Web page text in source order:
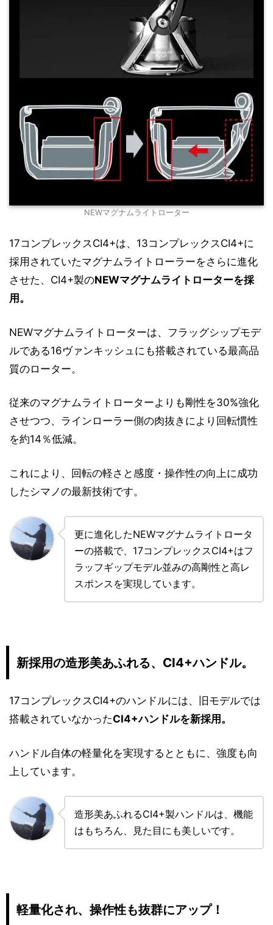
NEWマグナムライトローター
17コンプレックスCI4+は、13コンプレックスCI4+に
採用されていたマグナムライトローラーをさらに進化
させた、CI4+製のNEWマグナムライトローターを採
用。
NEWマグナムライトローターは、フラッグシップモデ
ルである16ヴァンキッシュにも搭載されている最高品
質のローター。
従来のマグナムライトローターよりも剛性を30%強化
させつつ、ラインローラー側の肉抜きにより回転慣性
を約14％低減。
これにより、回転の軽さと感度・操作性の向上に成功
したシマノの最新技術です。
更に進化したNEWマグナムライトロータ
ーの搭載で、17コンプレックスCI4+はフ
ラッフギップモデル並みの高剛性と高レ
スポンスを実現しています。
新採用の造形美あふれる、CI4+ハンドル。
17コンプレックスCI4+のハンドルには、旧モデルでは
搭載されていなかったCI4+ハンドルを新採用。
ハンドル自体の軽量化を実現するとともに、強度も向
上しています。
造形美あふれるCI4+製ハンドルは、機能
はもちろん、見た目にも美しいです。
軽量化され、操作性も抜群にアップ！